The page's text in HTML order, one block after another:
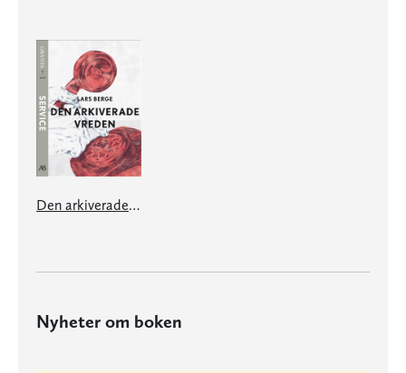
Den arkiverade vreden - en e-singel ur Granta #7
Nyheter om boken